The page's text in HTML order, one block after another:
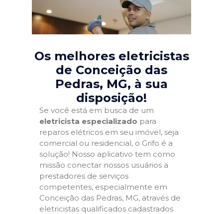
Os melhores eletricistas
de Conceição das
Pedras, MG, à sua
disposição!
Se você está em busca de um
eletricista especializado para
reparos elétricos em seu imóvel, seja
comercial ou residencial, o Grifo é a
solução! Nosso aplicativo tem como
missão conectar nossos usuários a
prestadores de serviços
competentes, especialmente em
Conceição das Pedras, MG, através de
eletricistas qualificados cadastrados